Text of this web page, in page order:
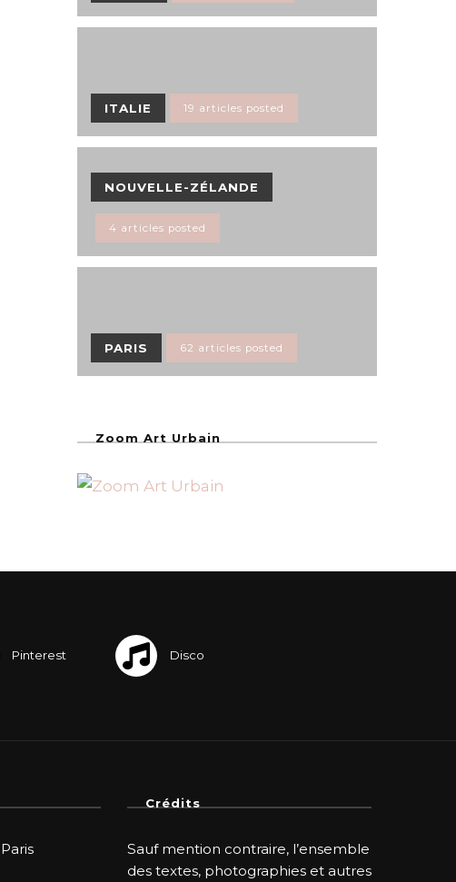
ITALIE 19 articles posted
NOUVELLE-ZÉLANDE
4 articles posted
PARIS 62 articles posted
Zoom Art Urbain
Crédits
Sauf mention contraire, l’ensemble
des textes, photographies et autres